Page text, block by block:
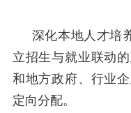
深化本地人才培
立招生与就业联动
和地方政府、行业
定向分配。